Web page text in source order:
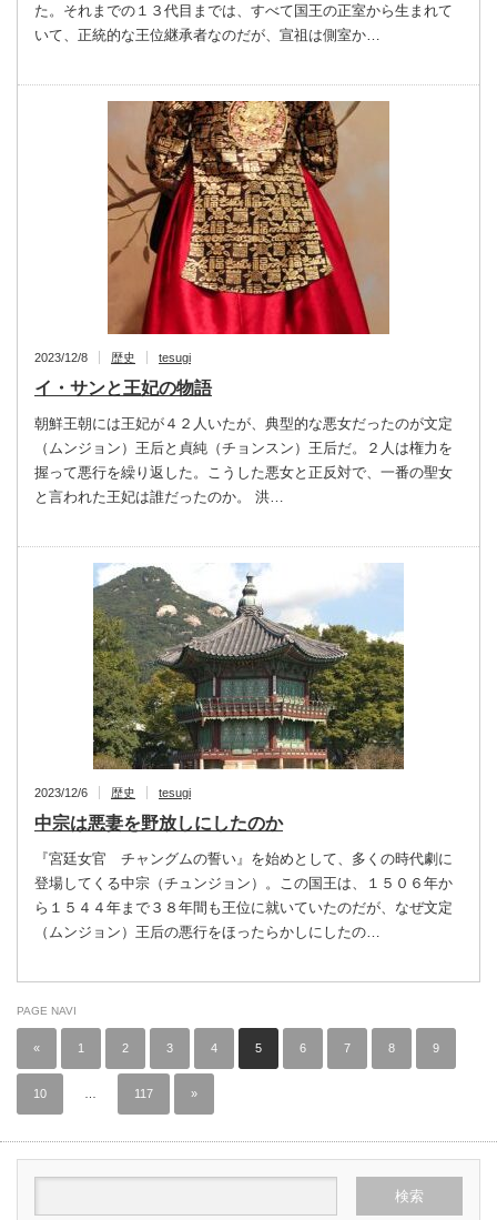
た。それまでの１３代目までは、すべて国王の正室から生まれて
いて、正統的な王位継承者なのだが、宣祖は側室か…
2023/12/8 歴史 tesugi
イ・サンと王妃の物語
朝鮮王朝には王妃が４２人いたが、典型的な悪女だったのが文定
（ムンジョン）王后と貞純（チョンスン）王后だ。２人は権力を
握って悪行を繰り返した。こうした悪女と正反対で、一番の聖女
と言われた王妃は誰だったのか。 洪…
2023/12/6 歴史 tesugi
中宗は悪妻を野放しにしたのか
『宮廷女官 チャングムの誓い』を始めとして、多くの時代劇に
登場してくる中宗（チュンジョン）。この国王は、１５０６年か
ら１５４４年まで３８年間も王位に就いていたのだが、なぜ文定
（ムンジョン）王后の悪行をほったらかしにしたの…
PAGE NAVI
« 1 2 3 4 5 6 7 8 9
10 117 »